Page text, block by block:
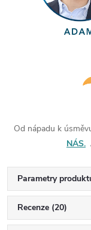
Od nápadu k
NÁS.
Parametry
Recenze (20)